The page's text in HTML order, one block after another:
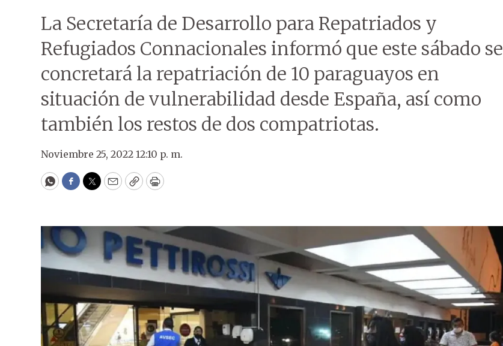
La Secretaría de Desarrollo para Repatriados y
Refugiados Connacionales informó que este sábado se
concretará la repatriación de 10 paraguayos en
situación de vulnerabilidad desde España, así como
también los restos de dos compatriotas.
Noviembre 25, 2022 12:10 p. m.
WhatsApp
Facebook
Twitter
EmailCopyPrint